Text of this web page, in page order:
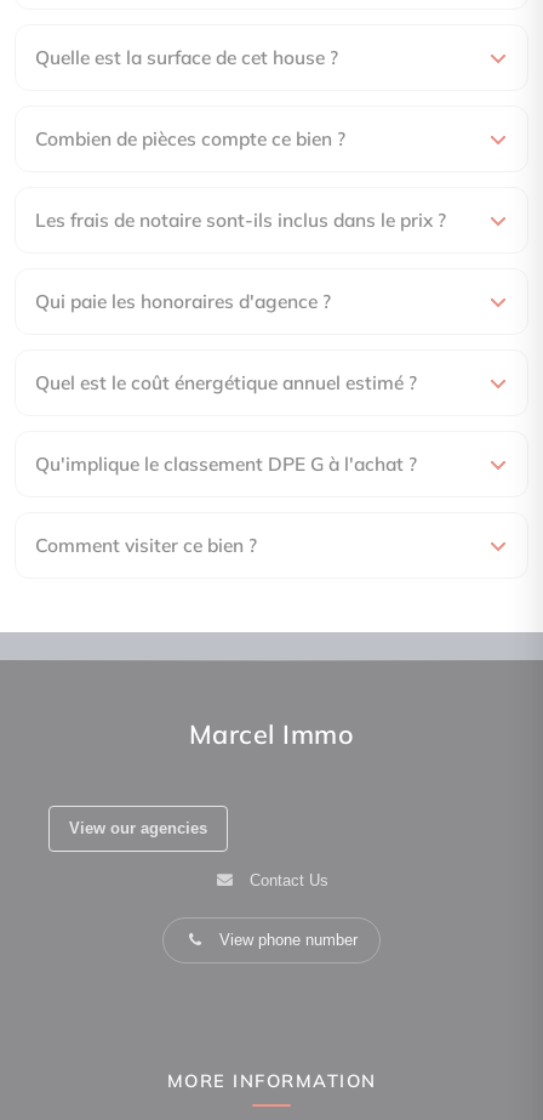
Quelle est la surface de cet house ?
Combien de pièces compte ce bien ?
Les frais de notaire sont-ils inclus dans le prix ?
Qui paie les honoraires d'agence ?
Quel est le coût énergétique annuel estimé ?
Qu'implique le classement DPE G à l'achat ?
Comment visiter ce bien ?
Marcel Immo
View our agencies
Contact Us
View phone number
MORE INFORMATION